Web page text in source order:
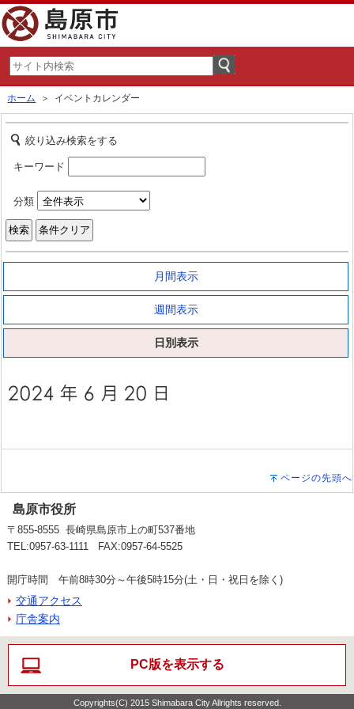
ホーム ＞ イベントカレンダー
絞り込み検索をする
キーワード
分類
月間表示
週間表示
日別表示
ページの先頭へ
島原市役所
〒855-8555 長崎県島原市上の町537番地
TEL:0957-63-1111 FAX:0957-64-5525
開庁時間 午前8時30分～午後5時15分(土・日・祝日を除く)
交通アクセス
庁舎案内
PC版を表示する
Copyrights(C) 2015 Shimabara City Allrights reserved.